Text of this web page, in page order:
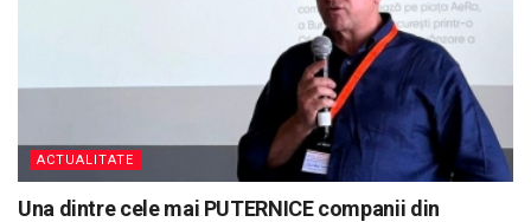
ACTUALITATE
Una dintre cele mai PUTERNICE companii din